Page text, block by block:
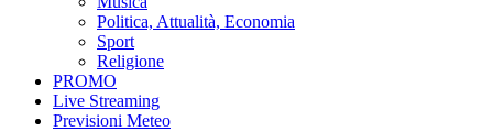
Politica, Attualità, Economia
Sport
Religione
PROMO
Live Streaming
Previsioni Meteo